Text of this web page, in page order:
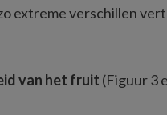
extreme verschillen
van het fruit (Figuur 3